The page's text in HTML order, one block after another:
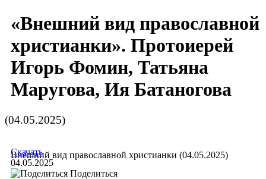
«Внешний вид православной
христианки». Протоиерей
Игорь Фомин, Татьяна
Маругова, Ия Батаногова
(04.05.2025)
Внешний вид православной христианки (04.05.2025)
Скачать
04.05.2025
Поделиться